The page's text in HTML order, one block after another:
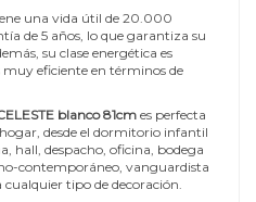
una vida útil de 20.000
de 5 años, lo que garantiza su
su clase energética es
muy eficiente en términos de
blanco 81cm es perfecta
desde el dormitorio infantil
hall, despacho, oficina, bodega
contemporáneo, vanguardista
tipo de decoración.